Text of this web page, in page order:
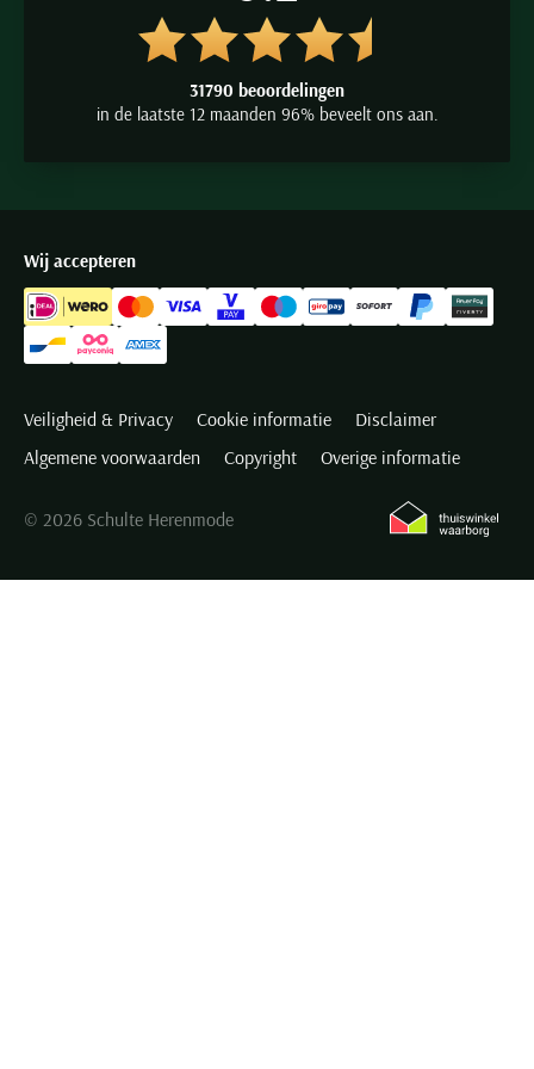
. Bestel nu uw boxers online en profiteer
van onze uitstekende service en gratis verzending.
In de winkel
bewonderen.
Mc Alson online shop
31790 beoordelingen
in de laatste 12 maanden 96% beveelt ons aan.
Wij accepteren
Veiligheid & Privacy Cookie informatie
Disclaimer
Algemene voorwaarden
Copyright Overige informatie
© 2026 Schulte Herenmode